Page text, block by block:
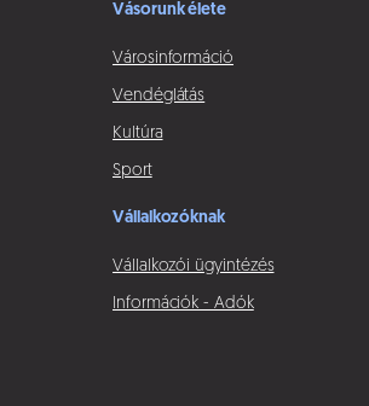
Vásorunk élete
Városinformáció
Vendéglátás
Kultúra
Sport
Vállalkozóknak
Vállalkozói ügyintézés
Információk - Adók